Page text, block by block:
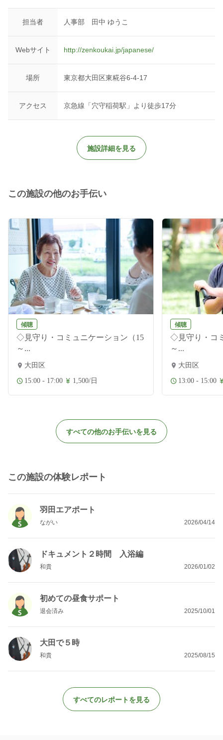
担当者 人事部 田中 ゆうこ
Webサイト http://zenkoukai.jp/japanese/
場所 東京都大田区東糀谷6-4-17
アクセス 京急線「穴守稲荷駅」より徒歩17分
施設詳細を見る
この施設の他のお手伝い
傾聴
◇見守り・コミュニケーション（15
～...
大田区
15:00 - 17:00 1,500/日
傾聴
◇見守り・コ
～...
大田区
13:00 - 15:00
すべての他のお手伝いを見る
この施設の体験レポート
羽田エアポート
ながい 2026/04/14
ドキュメント２時間 入浴編
和貴 2026/01/02
初めての昼食サポート
退会済み 2025/10/01
大田で５時
和貴 2025/08/15
すべてのレポートを見る